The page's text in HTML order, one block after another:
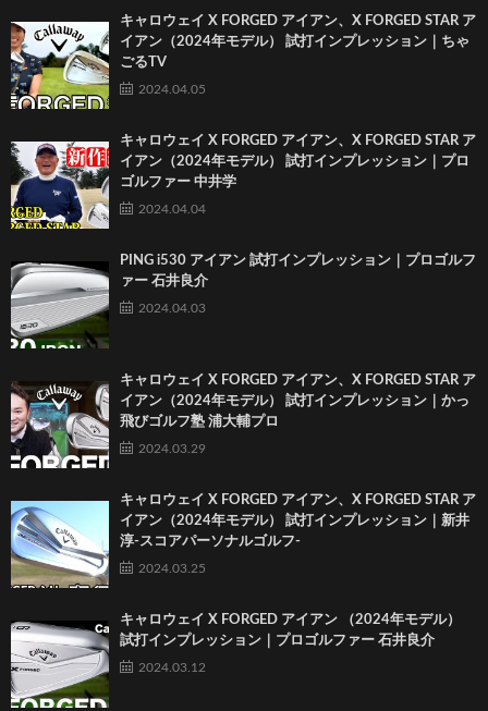
キャロウェイ X FORGED アイアン、X FORGED STAR ア
イアン（2024年モデル） 試打インプレッション｜ちゃ
ごるTV
2024.04.05
キャロウェイ X FORGED アイアン、X FORGED STAR ア
イアン（2024年モデル） 試打インプレッション｜プロ
ゴルファー 中井学
2024.04.04
PING i530 アイアン 試打インプレッション｜プロゴルフ
ァー 石井良介
2024.04.03
キャロウェイ X FORGED アイアン、X FORGED STAR ア
イアン（2024年モデル） 試打インプレッション｜かっ
飛びゴルフ塾 浦大輔プロ
2024.03.29
キャロウェイ X FORGED アイアン、X FORGED STAR ア
イアン（2024年モデル） 試打インプレッション｜新井
淳-スコアパーソナルゴルフ-
2024.03.25
キャロウェイ X FORGED アイアン （2024年モデル）
試打インプレッション｜プロゴルファー 石井良介
2024.03.12